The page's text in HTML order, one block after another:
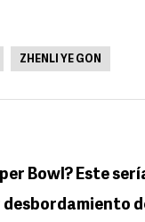
ZHENLI YE GON
Bowl? Este
desbordamiento